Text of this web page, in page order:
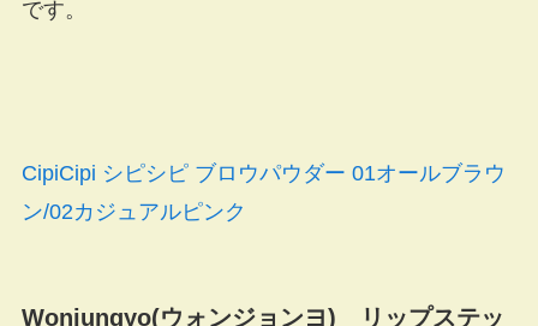
です。
CipiCipi シピシピ ブロウパウダー 01オールブラウ
ン/02カジュアルピンク
Wonjungyo(ウォンジョンヨ) リップステッ